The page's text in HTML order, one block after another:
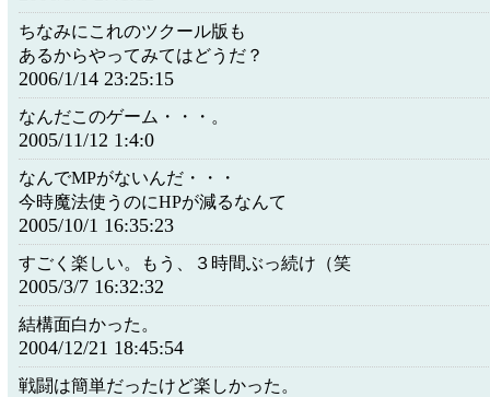
ちなみにこれのツクール版も
あるからやってみてはどうだ？
2006/1/14 23:25:15
なんだこのゲーム・・・。
2005/11/12 1:4:0
なんでMPがないんだ・・・
今時魔法使うのにHPが減るなんて
2005/10/1 16:35:23
すごく楽しい。もう、３時間ぶっ続け（笑
2005/3/7 16:32:32
結構面白かった。
2004/12/21 18:45:54
戦闘は簡単だったけど楽しかった。